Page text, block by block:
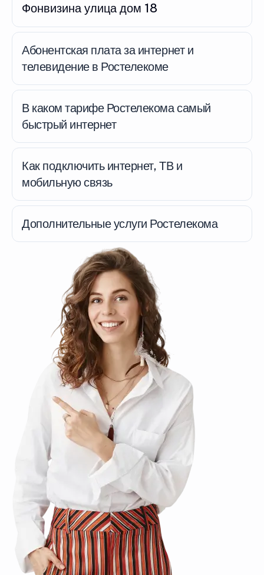
Фонвизина улица дом 18
Абонентская плата за интернет и
телевидение в Ростелекоме
В каком тарифе Ростелекома самый
быстрый интернет
Как подключить интернет, ТВ и
мобильную связь
Дополнительные услуги Ростелекома